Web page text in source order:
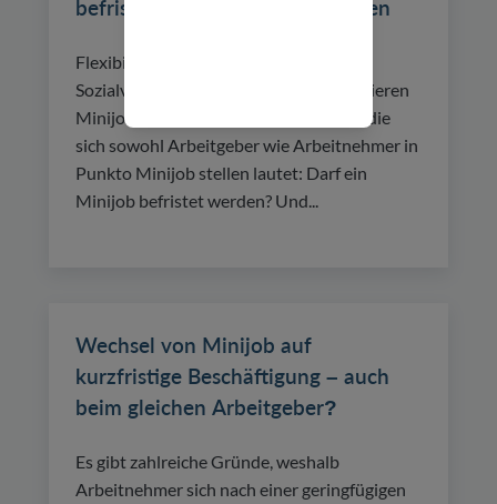
befristet werden? – ein Leitfaden
Flexibilität sowie Steuer- und
Sozialversicherungsfreiheit charakterisieren
Minijobs. Eine der wichtigsten Fragen, die
sich sowohl Arbeitgeber wie Arbeitnehmer in
Punkto Minijob stellen lautet: Darf ein
Minijob befristet werden? Und...
Wechsel von Minijob auf
kurzfristige Beschäftigung – auch
beim gleichen Arbeitgeber?
Es gibt zahlreiche Gründe, weshalb
Arbeitnehmer sich nach einer geringfügigen